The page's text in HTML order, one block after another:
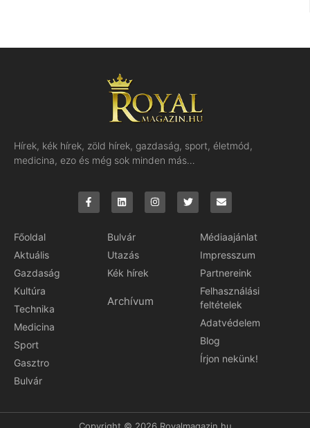
Hírek, kék hírek, zöld hírek, gazdaság, sport, életmód,
medicina, ezo és még sok minden más…
Főoldal
Aktuális
Gazdaság
Kultúra
Technika
Medicina
Sport
Gasztro
Bulvár
Bulvár
Utazás
Kék hírek
Archívum
Médiaajánlat
Impresszum
Partnereink
Felhasználási
feltételek
Adatvédelem
Blog
Írjon nekünk!
Copyright © 2026 Royalmagazin.hu